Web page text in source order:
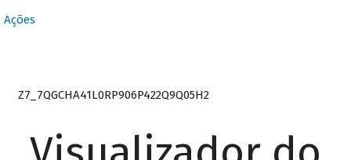
Ações
Z7_7QGCHA41L0RP906P422Q9Q05H2